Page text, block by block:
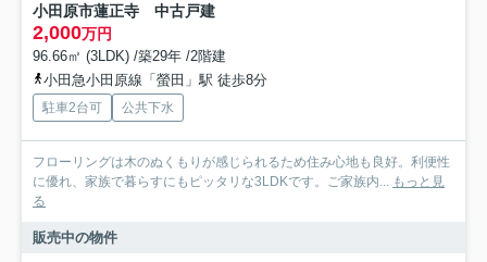
小田原市蓮正寺 中古戸建
2,000万円
96.66㎡ (3LDK) /築29年 /2階建
小田急小田原線「螢田」駅 徒歩8分
駐車2台可 公共下水
フローリングは木のぬくもりが感じられるため住み心地も良好。利便性
に優れ、家族で暮らすにもピッタリな3LDKです。ご家族内... もっと見
る
販売中の物件